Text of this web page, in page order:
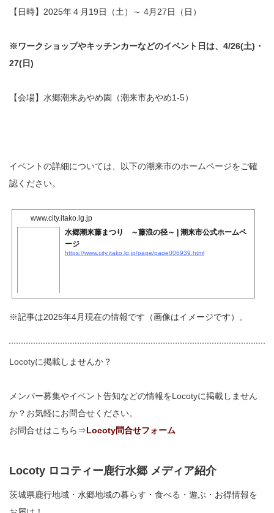
【日時】2025年４月19日（土）～ 4月27日（日）
※ワークショップやキッチンカーなどのイベント日は、4/26(土)・
27(日)
【会場】水郷潮来あやめ園（潮来市あやめ1-5）
イベントの詳細については、以下の潮来市のホームページをご確
認ください。
www.city.itako.lg.jp
水郷潮来藤まつり ～藤浪の径～ | 潮来市公式ホームペ
ージ
https://www.city.itako.lg.jp/page/page006939.html
※記事は2025年4月現在の情報です（画像はイメージです）。
Locotyに掲載しませんか？
メンバー募集やイベント告知などの情報をLocotyに掲載しません
か？お気軽にお問合せください。
お問合せはこちら⇒Locoty問合せフォーム
Locoty ロコティー鹿行水郷 メディア紹介
茨城県鹿行地域・水郷地域の暮らす・食べる・遊ぶ・お得情報を